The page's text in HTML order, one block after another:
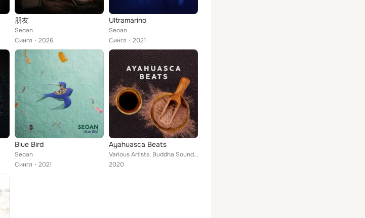
朋友
Seoan
Сингл
2026
Ultramarino
Seoan
Сингл
2021
Blue Bird
Seoan
Сингл
2021
Ayahuasca Beats
Various Artists, Buddha Sounds, Lila Frascara, Shamanic Dub, Acoustic System, Seoan, Klub Rider, Oman Chali, São Vicente feat. J...
2020